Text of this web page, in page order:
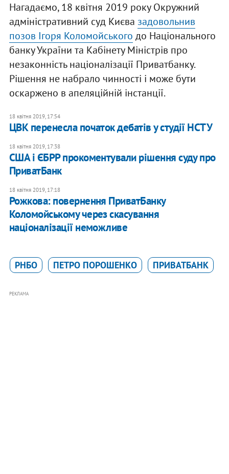
Нагадаємо, 18 квітня 2019 року Окружний
адміністративний суд Києва задовольнив
позов Ігоря Коломойського до Національного
банку України та Кабінету Міністрів про
незаконність націоналізації Приватбанку.
Рішення не набрало чинності і може бути
оскаржено в апеляційній інстанції.
18 квітня 2019, 17:54
ЦВК перенесла початок дебатів у студії НСТУ
18 квітня 2019, 17:38
США і ЄБРР прокоментували рішення суду про
ПриватБанк
18 квітня 2019, 17:18
Рожкова: повернення ПриватБанку
Коломойському через скасування
націоналізації неможливе
РНБО ПЕТРО ПОРОШЕНКО ПРИВАТБАНК
РЕКЛАМА